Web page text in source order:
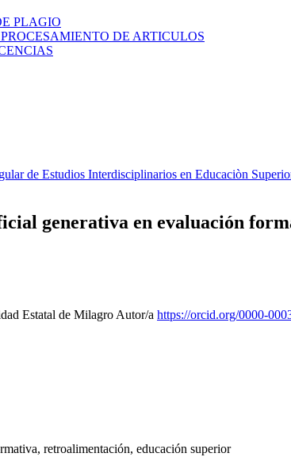
PLAGIO
DE ARTICULOS
de Estudios Interdisciplinarios en Educaciòn
generativa en evaluación
Estatal de Milagro Autor/a https://orcid.org/0000-
retroalimentación, educación superior